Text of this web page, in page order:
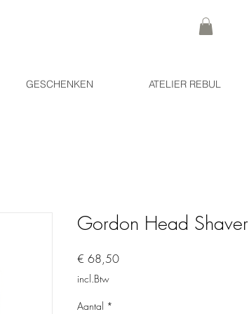
GESCHENKEN ATELIER REBUL
Gordon Head Shaver
€ 68,50Prijs
incl.Btw
Aantal *